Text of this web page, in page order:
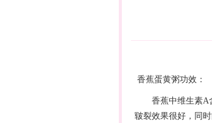
香蕉蛋黄粥功效：
香蕉中维生素A含
皲裂效果很好，同